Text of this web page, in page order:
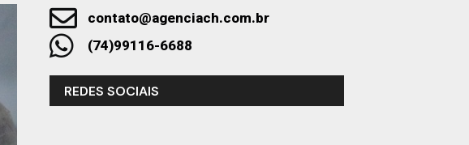
contato@agenciach.com.br
(74)99116-6688
REDES SOCIAIS